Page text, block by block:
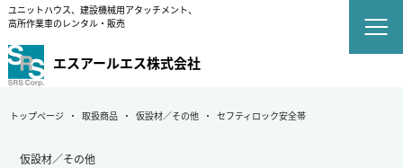
ユニットハウス、建設機械用アタッチメント、
高所作業車のレンタル・販売
エスアールエス株式会社
トップページ 取扱商品 仮設材／その他 セフティロック安全帯
仮設材／その他